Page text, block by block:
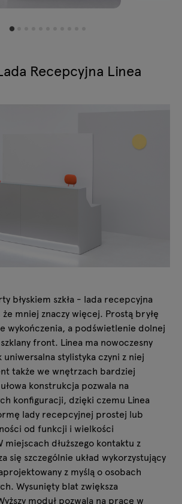
Recepcyjna Linea
błyskiem szkła - lada recepcyjna
mniej znaczy więcej. Prostą bryłę
wykończenia, a podświetlenie dolnej
front. Linea ma nowoczesny
stylistyka czyni z niej
także we wnętrzach bardziej
konstrukcja pozwala na
konfiguracji, dzięki czemu Linea
lady recepcyjnej prostej lub
od funkcji i wielkości
miejscach dłuższego kontaktu z
się szczególnie układ wykorzystujący
z myślą o osobach
Wysunięty blat zwiększa
moduł pozwala na pracę w